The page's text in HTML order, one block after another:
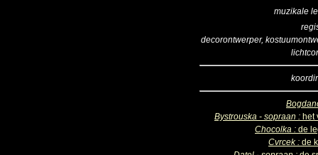
muzikale
decorontwerper,
Bystrouska - sopraan : het
Chocolka : de
Cvrcek : de